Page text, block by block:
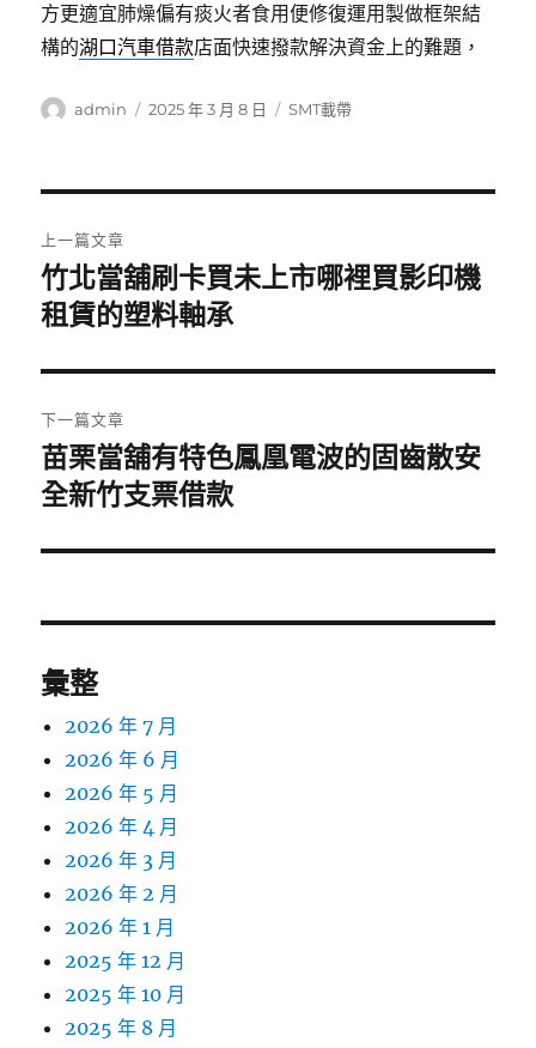
方更適宜肺燥偏有痰火者食用便修復運用製做框架結
構的湖口汽車借款店面快速撥款解決資金上的難題，
作
admin
發
2025 年 3 月 8 日
分
SMT載帶
章
導
覽
上一篇文章
上
一
文
章:
竹北當舖刷卡買未上市哪裡買影印機
租賃的塑料軸承
下一篇文章
下
一
文
苗栗當舖有特色鳳凰電波的固齒散安
全新竹支票借款
彙整
2026 年 7 月
2026 年 6 月
2026 年 5 月
2026 年 4 月
2026 年 3 月
2026 年 2 月
2026 年 1 月
2025 年 12 月
2025 年 10 月
2025 年 8 月